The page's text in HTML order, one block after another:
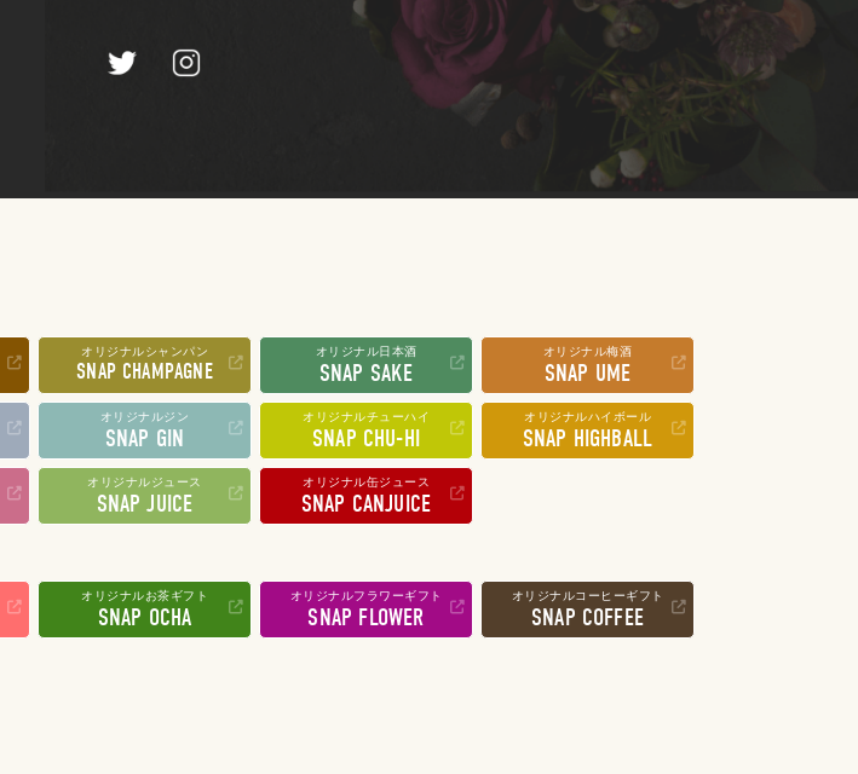
オリジナルシャンパン
SNAP CHAMPAGNE
オリジナル日本酒
SNAP SAKE
オリジナル梅酒
SNAP UME
オリジナルジン
SNAP GIN
オリジナルチューハイ
SNAP CHU-HI
オリジナルハイボール
SNAP HIGHBALL
オリジナルジュース
SNAP JUICE
オリジナル缶ジュース
SNAP CANJUICE
オリジナルお茶ギフト
SNAP OCHA
オリジナルフラワーギフト
SNAP FLOWER
オリジナルコーヒーギフト
SNAP COFFEE